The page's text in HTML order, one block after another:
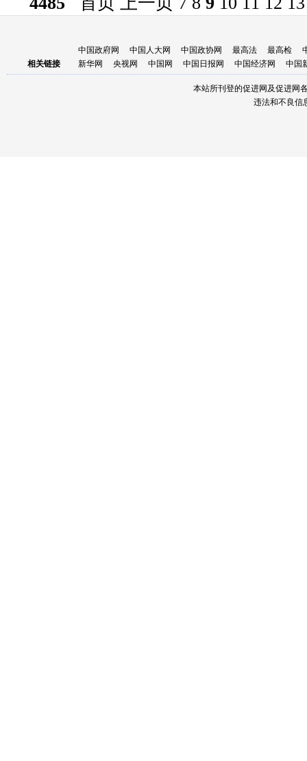
相关链接
中国政府网 中国人大网 中国政协网 最高法 最高检
新华网
央视网 中国网 中国日报网 中国经济网 中国
本站所刊登的促进网及促进网
违法和不良信